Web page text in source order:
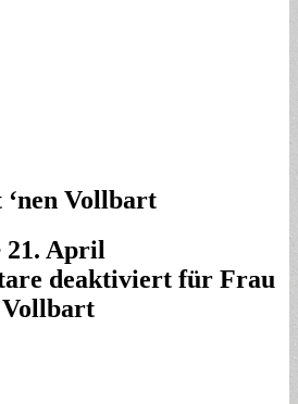
Vollbart
21. April
deaktiviert für Frau